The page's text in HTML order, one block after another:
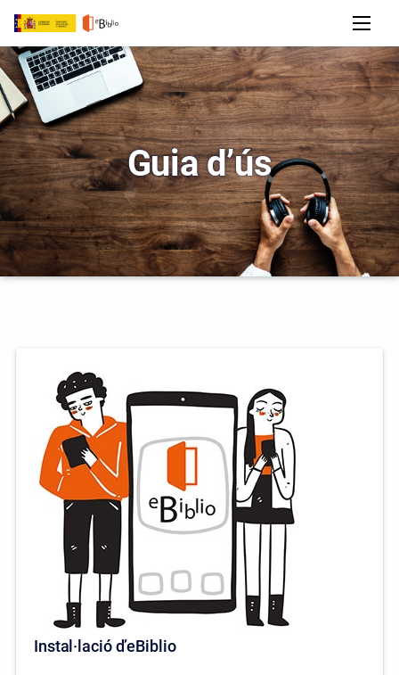
Guia d’ús
Instal·lació d’eBiblio